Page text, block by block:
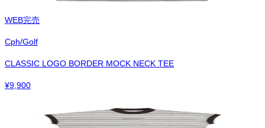
WEB完売
Cph/Golf
CLASSIC LOGO BORDER MOCK NECK TEE
¥9,900